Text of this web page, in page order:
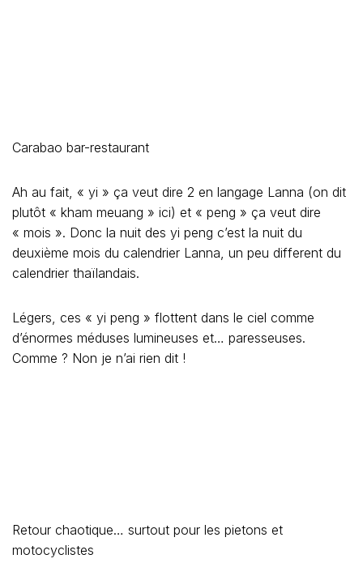
Carabao bar-restaurant
Ah au fait, « yi » ça veut dire 2 en langage Lanna (on dit
plutôt « kham meuang » ici) et « peng » ça veut dire
« mois ». Donc la nuit des yi peng c’est la nuit du
deuxième mois du calendrier Lanna, un peu different du
calendrier thaïlandais.
Légers, ces « yi peng » flottent dans le ciel comme
d’énormes méduses lumineuses et… paresseuses.
Comme ? Non je n’ai rien dit !
Retour chaotique… surtout pour les pietons et
motocyclistes